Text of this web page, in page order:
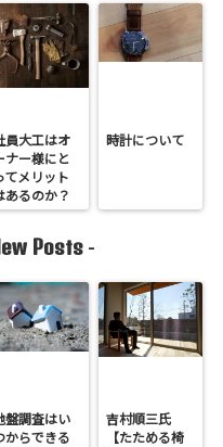
員大工はオ
ナー様にと
てメリット
あるのか？
時計について
Posts -
盤調査はい
からできる
吉村順三氏
【たためる椅